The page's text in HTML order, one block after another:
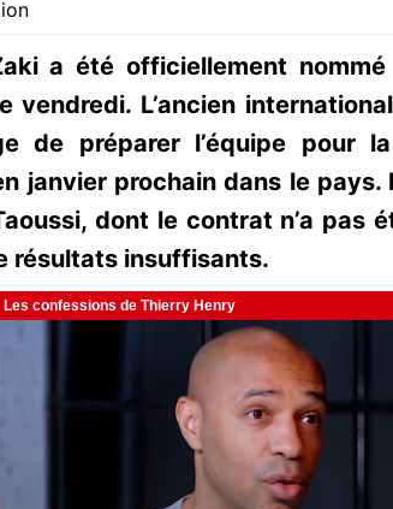
a été officiellement
vendredi. L’ancien
de préparer l’équipe pour
janvier prochain dans le pays.
dont le contrat n’a pas
résultats insuffisants.